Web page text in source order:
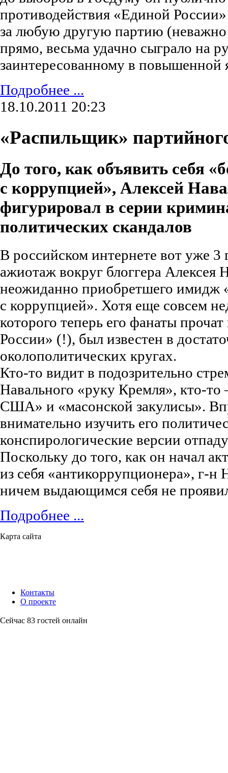
противодействия «Единой
за любую другую партию
прямо, весьма удачно сыграло на
заинтересованному в повышенной
Подробнее ...
18.10.2011 20:23
«Распильщик»
До того, как объявить себя
с коррупцией», Алексей
фигурировал в серии
политических скандалов
В российском интернете вот уже 3
ажиотаж вокруг блоггера Алексея
неожиданно приобретшего имидж
с коррупцией». Хотя еще совсем
которого теперь его фанаты
России» (!), был известен в
околополитических кругах.
Кто-то видит в подозрительно
Навального «руку Кремля», кто-то
США» и «масонской закулисы».
внимательно изучить его
конспирологические версии
Поскольку до того, как он начал
из себя «антикоррупционера»,
ничем выдающимся себя не
Подробнее ...
Карта сайта
Контакты
О проекте
Сейчас 83 гостей онлайн